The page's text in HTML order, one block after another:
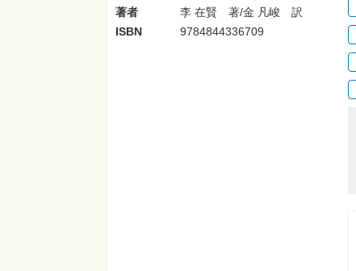
著者
李 在賢 著/金 凡峻 訳
ISBN
9784844336709